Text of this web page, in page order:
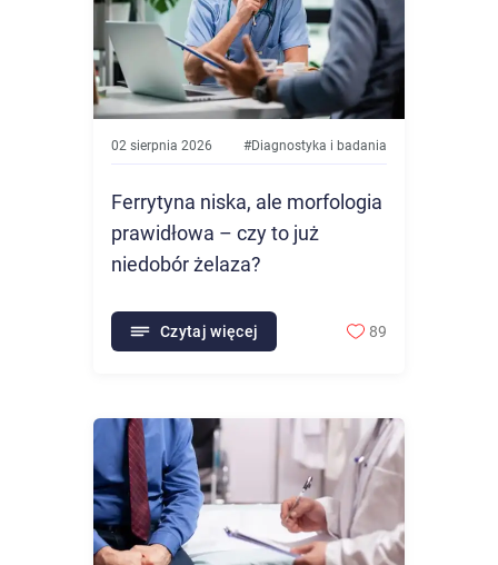
02 sierpnia 2026 #Diagnostyka i badania
Ferrytyna niska, ale morfologia
prawidłowa – czy to już
niedobór żelaza?
Czytaj więcej 89